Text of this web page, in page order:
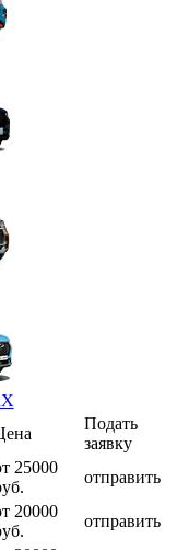
Подать
заявку
25000
отправить
20000
отправить